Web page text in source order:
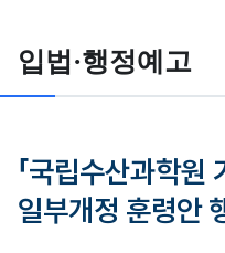
입법·행정예고
「국립수산과학원
일부개정 훈령안